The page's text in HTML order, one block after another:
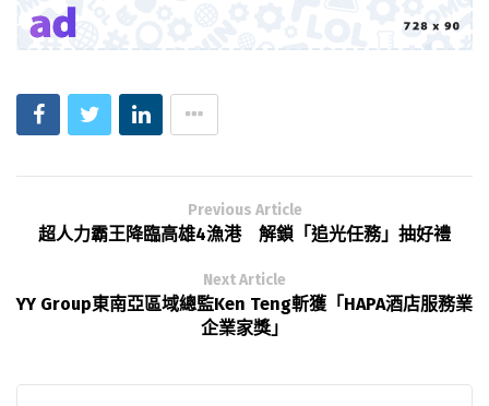
Previous Article
超人力霸王降臨高雄4漁港 解鎖「追光任務」抽好禮
Next Article
YY Group東南亞區域總監Ken Teng斬獲「HAPA酒店服務業
企業家獎」